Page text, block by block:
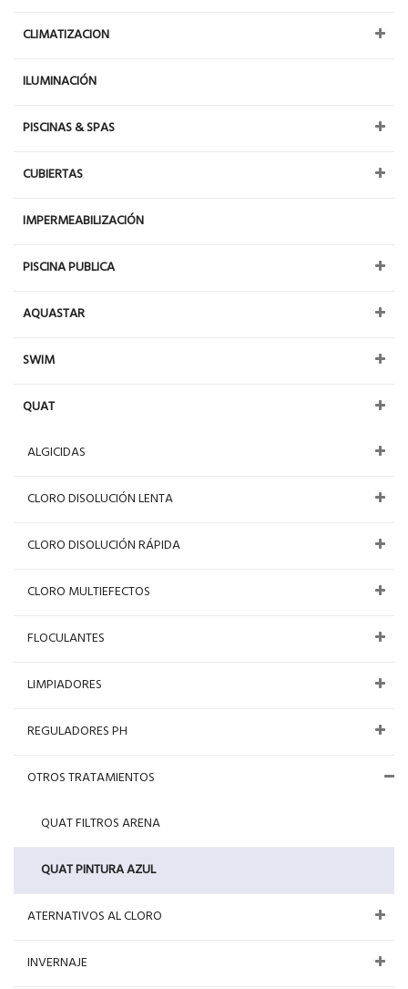
CLIMATIZACION
ILUMINACIÓN
PISCINAS & SPAS
CUBIERTAS
IMPERMEABILIZACIÓN
PISCINA PUBLICA
AQUASTAR
SWIM
QUAT
ALGICIDAS
CLORO DISOLUCIÓN LENTA
CLORO DISOLUCIÓN RÁPIDA
CLORO MULTIEFECTOS
FLOCULANTES
LIMPIADORES
REGULADORES PH
OTROS TRATAMIENTOS
QUAT FILTROS ARENA
QUAT PINTURA AZUL
ATERNATIVOS AL CLORO
INVERNAJE